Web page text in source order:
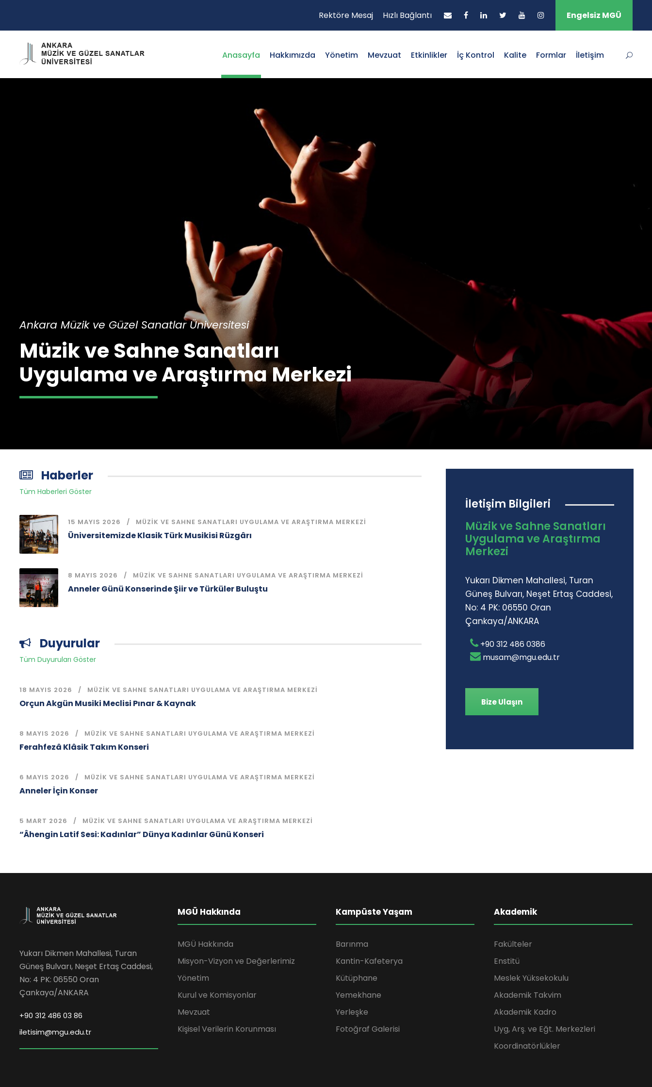
Rektöre Mesaj Hızlı Bağlantı Engelsiz MGÜ
Anasayfa Hakkımızda Yönetim Mevzuat Etkinlikler İç Kontrol Kalite Formlar İletişim
Ankara Müzik ve Güzel Sanatlar Üniversitesi
Müzik ve Sahne Sanatları
Uygulama ve Araştırma Merkezi
Haberler
Tüm Haberleri Göster
15 MAYIS 2026 MÜZIK VE SAHNE SANATLARI UYGULAMA VE ARAŞTIRMA MERKEZI
Üniversitemizde Klasik Türk Musikisi Rüzgârı
8 MAYIS 2026 MÜZIK VE SAHNE SANATLARI UYGULAMA VE ARAŞTIRMA MERKEZI
Anneler Günü Konserinde Şiir ve Türküler Buluştu
Duyurular
Tüm Duyuruları Göster
18 MAYIS 2026 MÜZIK VE SAHNE SANATLARI UYGULAMA VE ARAŞTIRMA MERKEZI
Orçun Akgün Musiki Meclisi Pınar & Kaynak
8 MAYIS 2026 MÜZIK VE SAHNE SANATLARI UYGULAMA VE ARAŞTIRMA MERKEZI
Ferahfezâ Klâsik Takım Konseri
6 MAYIS 2026 MÜZIK VE SAHNE SANATLARI UYGULAMA VE ARAŞTIRMA MERKEZI
Anneler İçin Konser
5 MART 2026 MÜZIK VE SAHNE SANATLARI UYGULAMA VE ARAŞTIRMA MERKEZI
“Âhengin Latif Sesi: Kadınlar” Dünya Kadınlar Günü Konseri
İletişim Bilgileri
Müzik ve Sahne Sanatları
Uygulama ve Araştırma
Merkezi
Yukarı Dikmen Mahallesi, Turan
Güneş Bulvarı, Neşet Ertaş Caddesi,
No: 4 PK: 06550 Oran
Çankaya/ANKARA
+90 312 486 0386
musam@mgu.edu.tr
Bize Ulaşın
Yukarı Dikmen Mahallesi, Turan
Güneş Bulvarı, Neşet Ertaş Caddesi,
No: 4 PK: 06550 Oran
Çankaya/ANKARA
+90 312 486 03 86
iletisim@mgu.edu.tr
MGÜ Hakkında
MGÜ Hakkında
Misyon-Vizyon ve Değerlerimiz
Yönetim
Kurul ve Komisyonlar
Mevzuat
Kişisel Verilerin Korunması
Kampüste Yaşam
Barınma
Kantin-Kafeterya
Kütüphane
Yemekhane
Yerleşke
Fotoğraf Galerisi
Akademik
Fakülteler
Enstitü
Meslek Yüksekokulu
Akademik Takvim
Akademik Kadro
Uyg, Arş. ve Eğt. Merkezleri
Koordinatörlükler